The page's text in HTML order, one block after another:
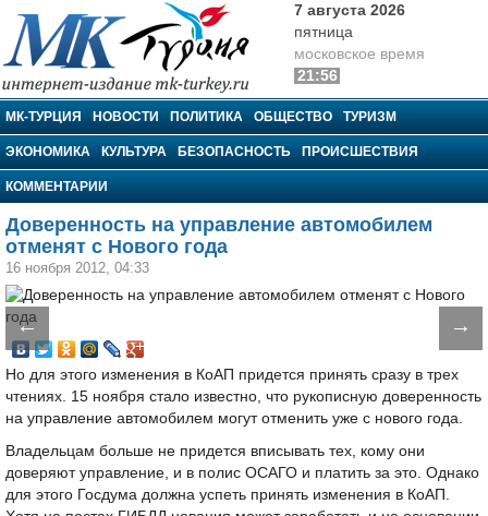
МК-Турция
7 августа 2026
пятница
московское время
21:56
МК-ТУРЦИЯ НОВОСТИ ПОЛИТИКА ОБЩЕСТВО ТУРИЗМ
ЭКОНОМИКА КУЛЬТУРА БЕЗОПАСНОСТЬ ПРОИСШЕСТВИЯ
КОММЕНТАРИИ
Доверенность на управление автомобилем
отменят с Нового года
16 ноября 2012, 04:33
← →
Но для этого изменения в КоАП придется принять сразу в трех
чтениях. 15 ноября стало известно, что рукописную доверенность
на управление автомобилем могут отменить уже с нового года.
Владельцам больше не придется вписывать тех, кому они
доверяют управление, и в полис ОСАГО и платить за это. Однако
для этого Госдума должна успеть принять изменения в КоАП.